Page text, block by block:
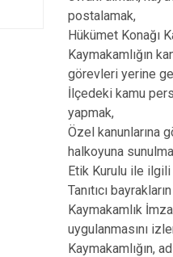
postalamak,
Hükümet Konağı
Kaymakamlığın
görevleri yerine
İlçedeki kamu
yapmak,
Özel kanunlarına
halkoyuna
Etik Kurulu ile
Tanıtıcı
Kaymakamlık
uygulanmasını
Kaymakamlığın,